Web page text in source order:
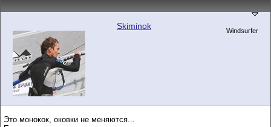
Skiminok Windsurfer
Это монокок, оковки не меняются...